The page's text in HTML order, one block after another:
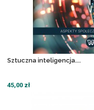
Sztuczna inteligencja....
45,00 zł